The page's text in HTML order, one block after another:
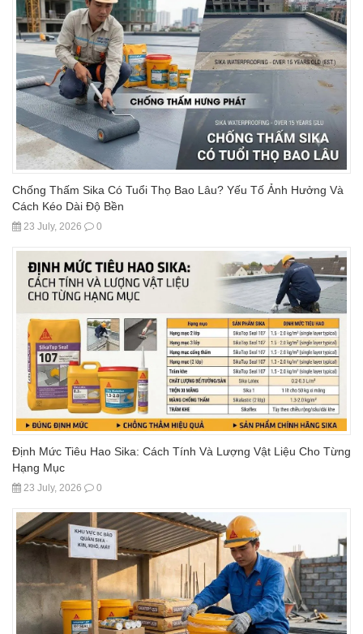
Chống Thấm Sika Có Tuổi Thọ Bao Lâu? Yếu Tố Ảnh Hưởng Và
Cách Kéo Dài Độ Bền
23 July, 2026 0
Định Mức Tiêu Hao Sika: Cách Tính Và Lượng Vật Liệu Cho Từng
Hạng Mục
23 July, 2026 0